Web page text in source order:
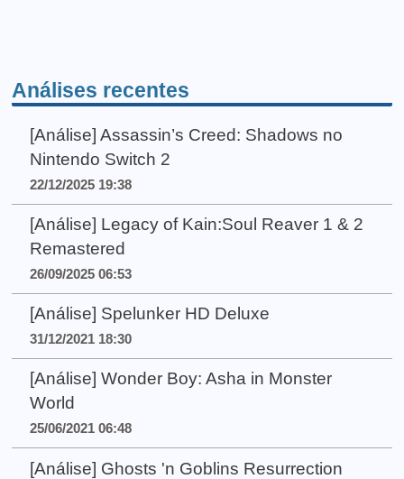
Análises recentes
[Análise] Assassin’s Creed: Shadows no
Nintendo Switch 2
22/12/2025 19:38
[Análise] Legacy of Kain:Soul Reaver 1 & 2
Remastered
26/09/2025 06:53
[Análise] Spelunker HD Deluxe
31/12/2021 18:30
[Análise] Wonder Boy: Asha in Monster
World
25/06/2021 06:48
[Análise] Ghosts 'n Goblins Resurrection